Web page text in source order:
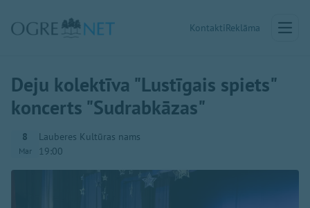
KontaktiReklāma
Deju kolektīva "Lustīgais spiets"
koncerts "Sudrabkāzas"
8
Mar
Lauberes Kultūras nams
19:00